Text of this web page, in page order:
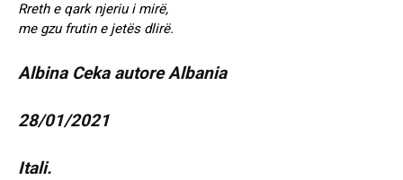
Rreth e qark njeriu i mirë,
me gzu frutin e jetës dlirë.
Albina Ceka autore Albania
28/01/2021
Itali.